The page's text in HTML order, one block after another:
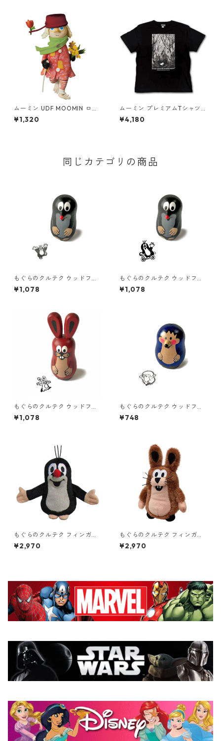
ムーミン UDF MOOMIN ロッ
ドユール フィギュア
¥1,320
ムーミン プレミアムTシャツ
彗星 ブラック ムーミントロー
ル 80th 小説TEE MOOMIN グ
¥4,180
同じカテゴリの商品
もぐらのクルテク ウッドフィ
ギュアスタンプ クルテク バン
ザイ Krtek
¥1,078
もぐらのクルテク ウッドフィ
ギュアスタンプ クルテク スク
ーター Krtek
¥1,078
もぐらのクルテク ウッドフィ
ギュアスタンプ うさぎ Krtek
¥1,078
もぐらのクルテク ウッドフィ
ギュアスタンプ はりねずみ Kr
tek
¥748
もぐらのクルテク フィンガー
パペット クルテク 指人形 ぬい
ぐるみ Krtek
¥2,970
もぐらのクルテク フィンガー
パペット うさぎ 指人形 ぬいぐ
るみ Krtek
¥2,970